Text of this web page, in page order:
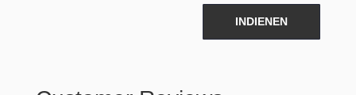
INDIENEN